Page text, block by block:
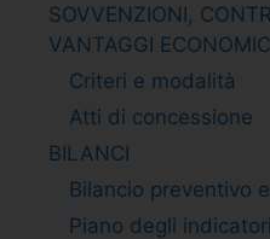
SOVVENZIONI,
VANTAGGI
Criteri e modalità
Atti di concessione
BILANCI
Bilancio preventivo
Piano degli